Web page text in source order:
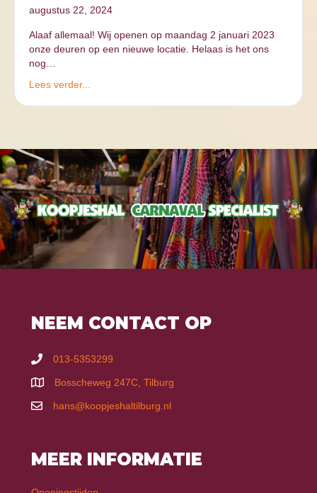
augustus 22, 2024
Alaaf allemaal! Wij openen op maandag 2 januari 2023
onze deuren op een nieuwe locatie. Helaas is het ons
nog…
Lees verder...
NEEM CONTACT OP
013-5353299
Bosscheweg 247C, Tilburg
hans@koopjeshaltilburg.nl
MEER INFORMATIE